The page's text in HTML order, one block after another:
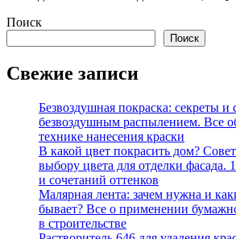
Поиск
Поиск
Свежие записи
Безвоздушная покраска: секреты и
безвоздушным распылением. Все
технике нанесения краски
В какой цвет покрасить дом?
выбору цвета для отделки фасада.
и сочетаний оттенков
Малярная лента: зачем нужна и
бывает? Все о применении
в строительстве